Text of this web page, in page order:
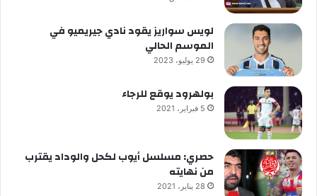
لويس سواريز يقود نادي جيريميو في
الموسم الحالي
29 يوليو، 2023
بولهرود يوقع للرجاء
5 فبراير، 2021
حصري: مسلسل أيوب لكحل والوداد يقترب
من نهايته
28 يناير، 2021